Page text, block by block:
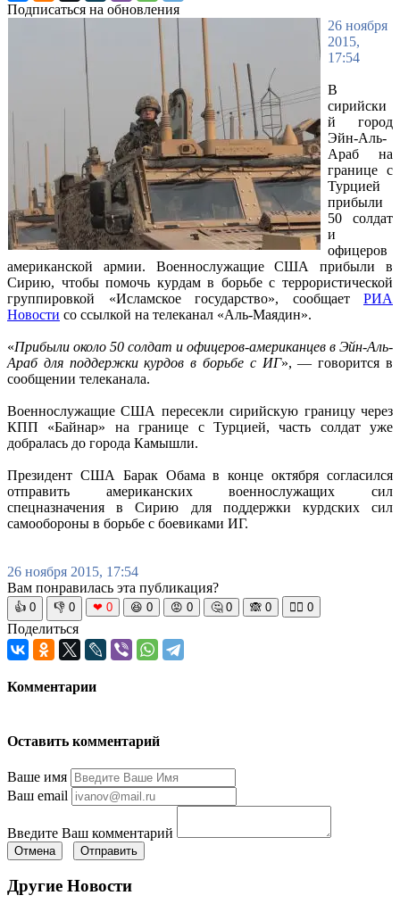
Подписаться на обновления
26 ноября
2015,
17:54
В
сирийски
й город
Эйн-Аль-
Араб на
границе с
Турцией
прибыли
50 солдат
и
офицеров
американской армии. Военнослужащие США прибыли в
Сирию, чтобы помочь курдам в борьбе с террористической
группировкой «Исламское государство», сообщает РИА
Новости со ссылкой на телеканал «Аль-Маядин».
«Прибыли около 50 солдат и офицеров-американцев в Эйн-Аль-
Араб для поддержки курдов в борьбе с ИГ», — говорится в
сообщении телеканала.
Военнослужащие США пересекли сирийскую границу через
КПП «Байнар» на границе с Турцией, часть солдат уже
добралась до города Камышли.
Президент США Барак Обама в конце октября согласился
отправить американских военнослужащих сил
спецназначения в Сирию для поддержки курдских сил
самообороны в борьбе с боевиками ИГ.
26 ноября 2015, 17:54
Вам понравилась эта публикация?
👍 0 👎 0 ❤ 0 😆 0 😡 0 🤔 0 🙈 0 🧘‍♀️ 0
Поделиться
Комментарии
Оставить комментарий
Ваше имя
Ваш email
Введите Ваш комментарий
Отмена Отправить
Другие Новости